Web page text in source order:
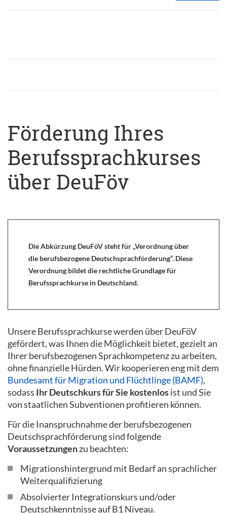
Förderung Ihres
Berufssprachkurses
über DeuFöv
Die Abkürzung DeuFöV steht für „Verordnung über
die berufsbezogene Deutschsprachförderung“. Diese
Verordnung bildet die rechtliche Grundlage für
Berufssprachkurse in Deutschland.
Unsere Berufssprachkurse werden über DeuFöV
gefördert, was Ihnen die Möglichkeit bietet, gezielt an
Ihrer berufsbezogenen Sprachkompetenz zu arbeiten,
ohne finanzielle Hürden. Wir kooperieren eng mit dem
Bundesamt für Migration und Flüchtlinge (BAMF),
sodass Ihr Deutschkurs für Sie kostenlosist und Sie
von staatlichen Subventionen profitieren können.
Für die Inanspruchnahme der berufsbezogenen
Deutschsprachförderung sind folgende
Voraussetzungenzu beachten:
Migrationshintergrund mit Bedarf an sprachlicher
Weiterqualifizierung
Absolvierter Integrationskurs und/oder
Deutschkenntnisse auf B1 Niveau.